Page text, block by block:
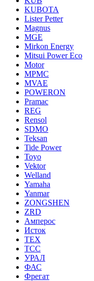
KUBOTA
Lister Petter
Magnus
MGE
Mirkon Energy
Mitsui Power Eco
Motor
MPMC
MVAE
POWERON
Pramac
REG
Rensol
SDMO
Teksan
Tide Power
Toyo
Vektor
Welland
Yamaha
Yanmar
ZONGSHEN
ZRD
Амперос
Исток
ТЕХ
ТСС
УРАЛ
ФАС
Фрегат